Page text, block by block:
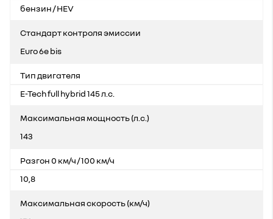
бензин / HEV
Стандарт контроля эмиссии
Euro 6e bis
Тип двигателя
E-Tech full hybrid 145 л.с.
Максимальная мощность (л.с.)
143
Разгон 0 км/ч / 100 км/ч
10,8
Максимальная скорость (км/ч)